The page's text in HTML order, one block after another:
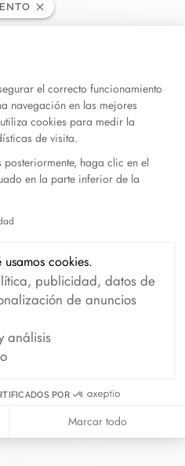
desde 1965
las lleve a
Consentimiento:
el correcto funcionamiento
navegación en las mejores
cookies para medir la
de visita.
haga clic en el
en la parte inferior de la
cookies.
publicidad, datos de
de anuncios
análisis
POR
Marcar todo